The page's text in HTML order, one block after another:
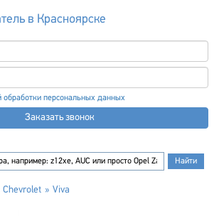
в Красноярске
обработки персональных данных
Заказать звонок
Chevrolet Viva